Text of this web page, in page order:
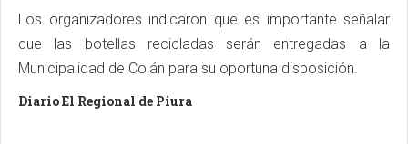
Los organizadores indicaron que es importante señalar
que las botellas recicladas serán entregadas a la
Municipalidad de Colán para su oportuna disposición.
Diario El Regional de Piura